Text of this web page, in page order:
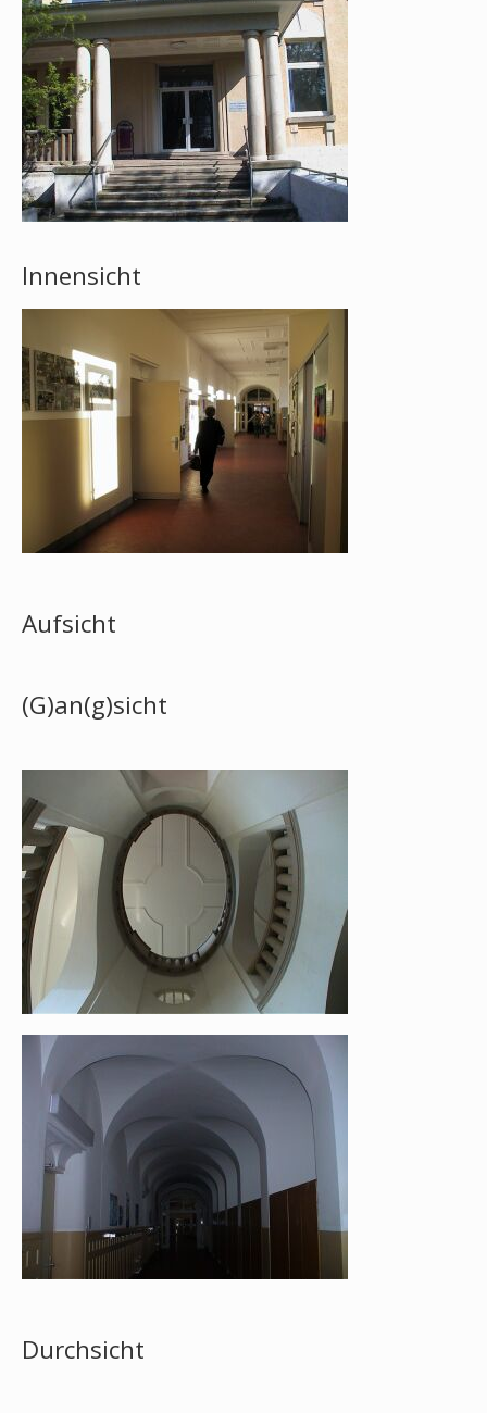
Innensicht
Aufsicht
(G)an(g)sicht
Durchsicht